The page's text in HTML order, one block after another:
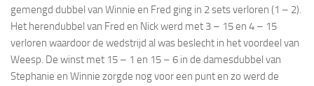
gemengd dubbel van Winnie en Fred ging in 2 sets verloren (1 – 2).
Het herendubbel van Fred en Nick werd met 3 – 15 en 4 – 15
verloren waardoor de wedstrijd al was beslecht in het voordeel van
Weesp. De winst met 15 – 1 en 15 – 6 in de damesdubbel van
Stephanie en Winnie zorgde nog voor een punt en zo werd de